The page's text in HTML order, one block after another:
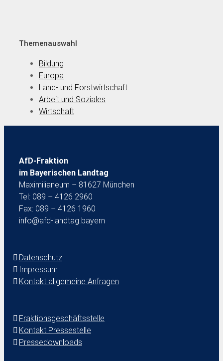
Themenauswahl
Bildung
Europa
Land- und Forstwirtschaft
Arbeit und Soziales
Wirtschaft
AfD-Fraktion
im Bayerischen Landtag
Maximilianeum – 81627 München
Tel: 089 – 4126 2960
Fax: 089 – 4126 1960
info@afd-landtag.bayern
Datenschutz
Impressum
Kontakt allgemeine Anfragen
Fraktionsgeschäftsstelle
Kontakt Pressestelle
Pressedownloads